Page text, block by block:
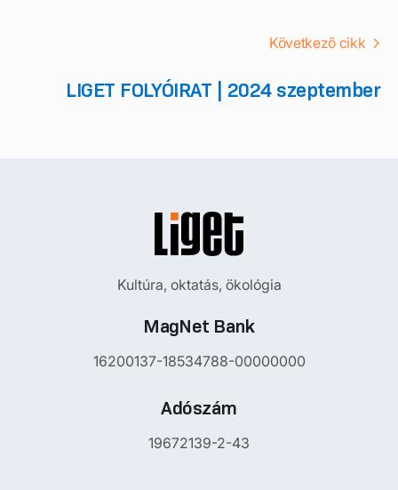
Következő cikk
LIGET FOLYÓIRAT | 2024 szeptember
Kultúra, oktatás, ökológia
MagNet Bank
16200137-18534788-00000000
Adószám
19672139-2-43